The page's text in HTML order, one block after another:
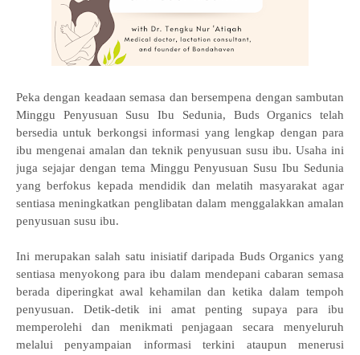
Peka dengan keadaan semasa dan bersempena dengan sambutan
Minggu Penyusuan Susu Ibu Sedunia, Buds Organics telah
bersedia untuk berkongsi informasi yang lengkap dengan para
ibu mengenai amalan dan teknik penyusuan susu ibu. Usaha ini
juga sejajar dengan tema Minggu Penyusuan Susu Ibu Sedunia
yang berfokus kepada mendidik dan melatih masyarakat agar
sentiasa meningkatkan penglibatan dalam menggalakkan amalan
penyusuan susu ibu.
Ini merupakan salah satu inisiatif daripada Buds Organics yang
sentiasa menyokong para ibu dalam mendepani cabaran semasa
berada diperingkat awal kehamilan dan ketika dalam tempoh
penyusuan. Detik-detik ini amat penting supaya para ibu
memperolehi dan menikmati penjagaan secara menyeluruh
melalui penyampaian informasi terkini ataupun menerusi